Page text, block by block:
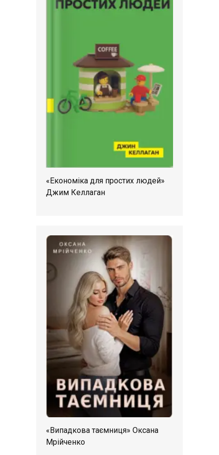
«Економіка для простих людей»
Джим Келлаган
«Випадкова таємниця» Оксана
Мрійченко